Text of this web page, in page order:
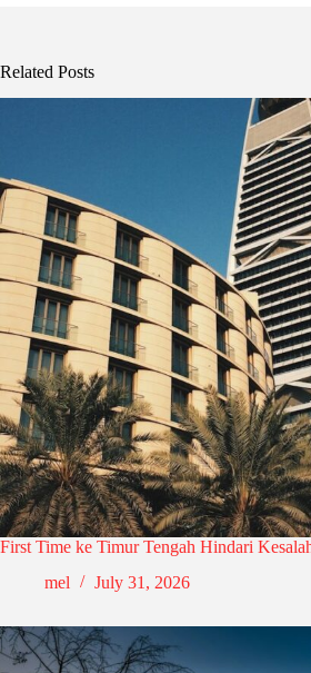
Related Posts
First Time ke Timur Tengah Hindari
mel
July 31, 2026